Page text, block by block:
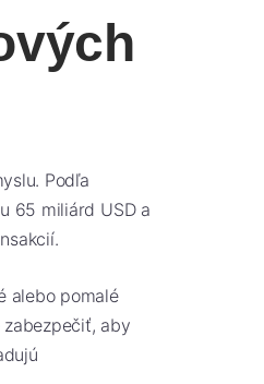
Podľa
65 miliárd USD a
alebo pomalé
aby